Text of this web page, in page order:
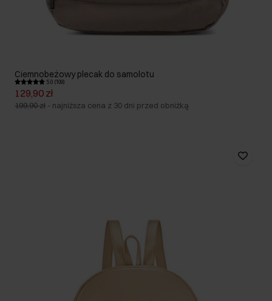
Ciemnobeżowy plecak do samolotu
5.0 (109)
129,90 zł
199,90 zł - najniższa cena z 30 dni przed obniżką